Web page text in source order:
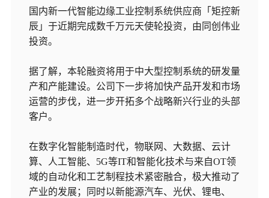
国内新一代智能边缘工业控制系统供应商「矩控新
辰」于近期完成数千万元天使轮投资，由同创伟业
投资。
据了解，本轮融资将用于中大型控制系统的研发量
产和产能建设。公司下一步将加快产品开发和市场
运营的步伐，进一步开拓多个战略新兴行业的头部
客户。
在数字化智能制造时代，物联网、大数据、云计
算、人工智能、5G等IT和智能化技术与来自OT领
域的自动化和工艺制程技术紧密融合，极大推动了
产业的发展；同时以新能源汽车、光伏、锂电、